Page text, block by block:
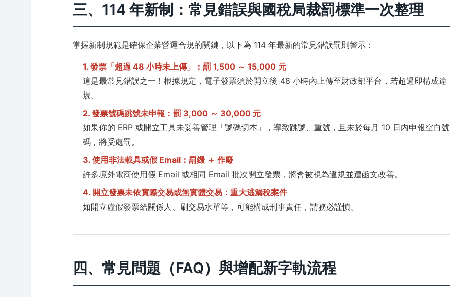
三、114 年新制：常見錯誤與國稅局裁罰標準一次整理
掌握新制規範是確保企業營運合規的關鍵，以下為 114 年最新的常見錯誤罰則警示：
1. 發票「超過 48 小時未上傳」：罰 1,500 ～ 15,000 元
這是最常見錯誤之一！根據規定，電子發票須於開立後 48 小時內上傳至財政部平台，若超過即構成違
規。
2. 發票號碼跳號未申報：罰 3,000 ～ 30,000 元
如果你的 ERP 或開立工具未妥善管理「號碼切本」，導致跳號、重號，且未於每月 10 日內申報空白號
碼，將受處罰。
3. 使用非法載具或假 Email：罰鍰 ＋ 作廢
許多境外電商使用假 Email 或相同 Email 批次開立發票，將會被視為違規並遭函文改善。
4. 開立發票未依實際交易或無實體交易：重大逃漏稅案件
如開立虛假發票給關係人、刷交易水單等，可能構成刑事責任，請務必謹慎。
四、常見問題（FAQ）與增配新字軌流程